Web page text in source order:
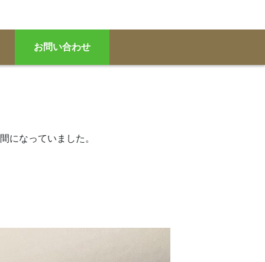
お問い合わせ
になっていました。